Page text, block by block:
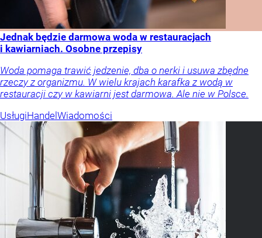
Jednak będzie darmowa woda w restauracjach
i kawiarniach. Osobne przepisy
Woda pomaga trawić jedzenie, dba o nerki i usuwa zbędne
rzeczy z organizmu. W wielu krajach karafka z wodą w
restauracji czy w kawiarni jest darmowa. Ale nie w Polsce.
UsługiHandelWiadomości